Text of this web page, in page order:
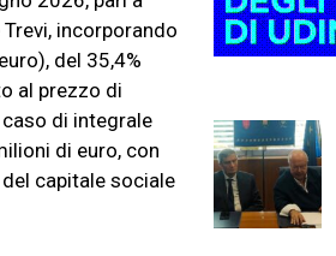
incorporando
del 35,4%
al prezzo di
di integrale
di euro, con
capitale sociale